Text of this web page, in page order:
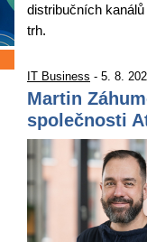
distribučních
trh.
IT Business - 5. 8.
Martin
společnosti